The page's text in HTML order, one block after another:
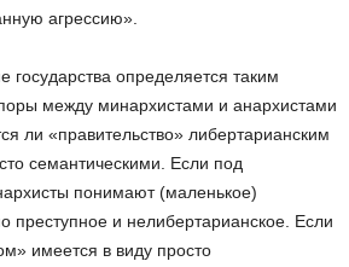
агрессию».
государства определяется таким
между минархистами и анархистами
ли «правительство» либертарианским
семантическими. Если под
понимают (маленькое)
преступное и нелибертарианское. Если
имеется в виду просто